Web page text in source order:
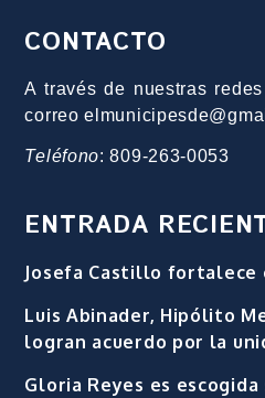
CONTACTO
A través de nuestras
correo
Teléfono: 809-263-0053
ENTRADA
Josefa Castillo fortalece
Luis Abinader, Hipólito
logran acuerdo por la
Gloria Reyes es